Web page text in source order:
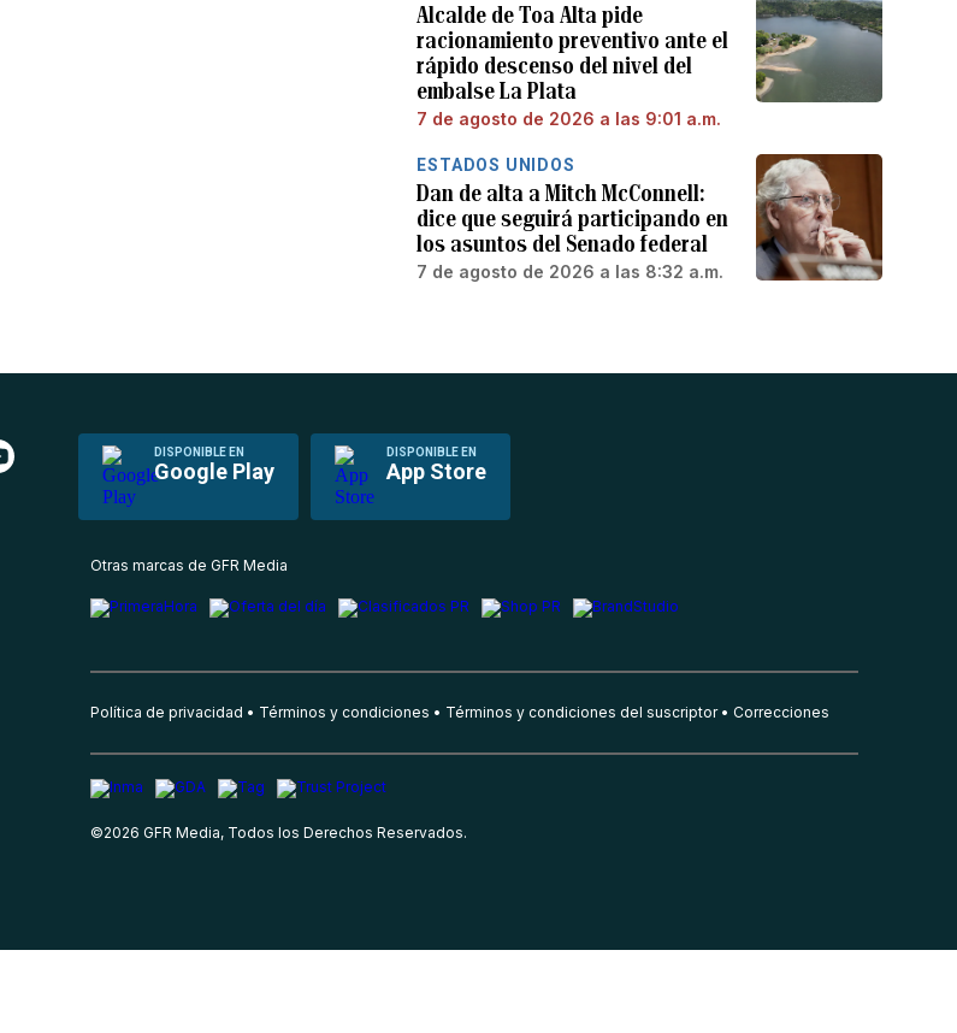
Alcalde de Toa Alta pide
racionamiento preventivo ante el
rápido descenso del nivel del
embalse La Plata
7 de agosto de 2026 a las 9:01 a.m.
ESTADOS UNIDOS
Dan de alta a Mitch McConnell:
dice que seguirá participando en
los asuntos del Senado federal
7 de agosto de 2026 a las 8:32 a.m.
DISPONIBLE EN
Google Play
DISPONIBLE EN
App Store
Otras marcas de GFR Media
Política de privacidad Términos y condiciones Términos y condiciones del suscriptor Correcciones
©2026 GFR Media, Todos los Derechos Reservados.